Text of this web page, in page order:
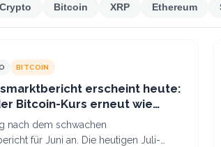
Bitcoin XRP Ethereum
BITCOIN
erscheint heute:
Bitcoin-Kurs erneut wie
Mal?
nach dem schwachen
für Juni an. Die heutigen Juli-